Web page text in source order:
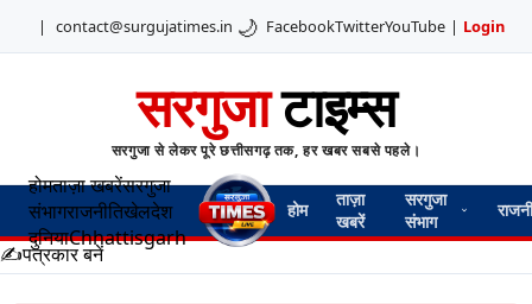
| contact@surgujatimes.in 🌙 FacebookTwitterYouTube | Login
सरगुजाटाइम्स
सरगुजा से लेकर पूरे छत्तीसगढ़ तक, हर खबर सबसे पहले।
होमताज़ा खबरेंसरगुजा
संभागराजनीतिखेलदेश
दुनियाChhattisgarh
होम
ताज़ा
खबरें
सरगुजा
संभाग
✍️पत्रकार बनें